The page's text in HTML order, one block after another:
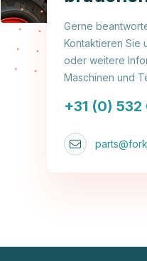
Gerne
Kontaktieren Sie
oder weitere
Maschinen und
+31 (0)